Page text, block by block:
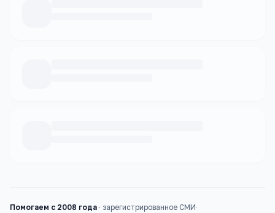
Помогаем с 2008 года · зарегистрированное СМИ·